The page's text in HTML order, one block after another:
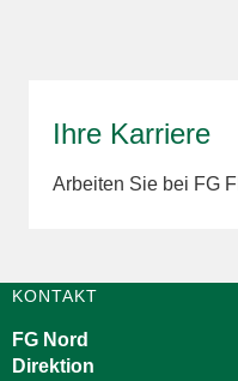
Ihre Karriere
Arbeiten Sie bei FG
KONTAKT
FG Nord
Direktion